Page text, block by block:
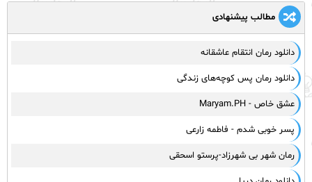
مطالب پیشنهادی
دانلود رمان انتقام عاشقانه
دانلود رمان پس کوچه‌های زندگی
عشق خاص - Maryam.PH
پسر خوبی شدم - فاطمه زارعی
رمان شهر بی شهرزاد-پرستو اسحقی